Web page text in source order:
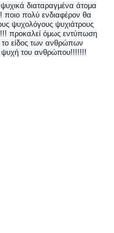
διαταραγμένα άτομα
πολύ ενδιαφέρον θα
ψυχολόγους ψυχιάτρους
προκαλεί όμως εντύπωση
είδος των ανθρώπων
ψυχή του ανθρώπου!!!!!!!